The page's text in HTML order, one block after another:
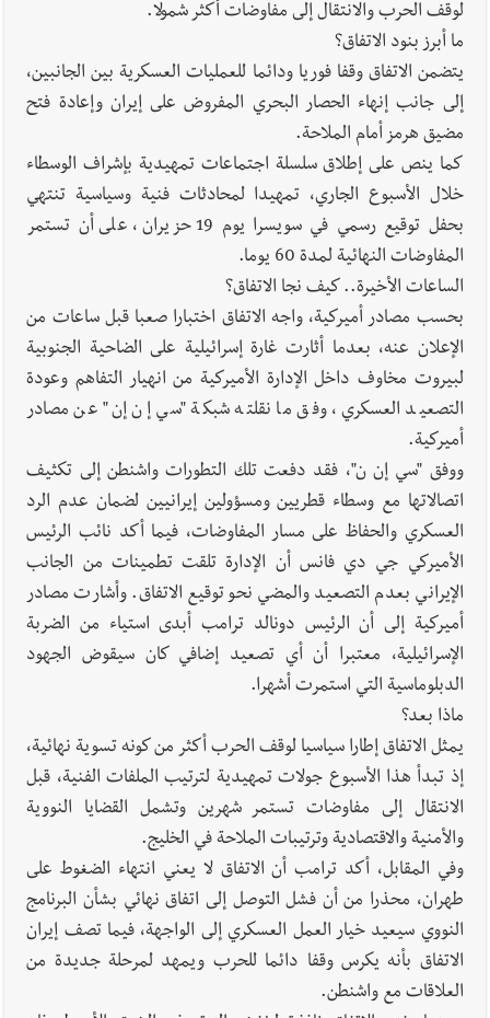
لوقف الحرب والانتقال إلى مفاوضات أكثر شمولا.
ما أبرز بنود الاتفاق؟
يتضمن الاتفاق وقفا فوريا ودائما للعمليات العسكرية بين الجانبين،
إلى جانب إنهاء الحصار البحري المفروض على إيران وإعادة فتح
مضيق هرمز أمام الملاحة.
كما ينص على إطلاق سلسلة اجتماعات تمهيدية بإشراف الوسطاء
خلال الأسبوع الجاري، تمهيدا لمحادثات فنية وسياسية تنتهي
بحفل توقيع رسمي في سويسرا يوم 19 حزيران، على أن تستمر
المفاوضات النهائية لمدة 60 يوما.
الساعات الأخيرة.. كيف نجا الاتفاق؟
بحسب مصادر أميركية، واجه الاتفاق اختبارا صعبا قبل ساعات من
الإعلان عنه، بعدما أثارت غارة إسرائيلية على الضاحية الجنوبية
لبيروت مخاوف داخل الإدارة الأميركية من انهيار التفاهم وعودة
التصعيد العسكري، وفق ما نقلته شبكة "سي إن إن" عن مصادر
أميركية.
ووفق "سي إن ن"، فقد دفعت تلك التطورات واشنطن إلى تكثيف
اتصالاتها مع وسطاء قطريين ومسؤولين إيرانيين لضمان عدم الرد
العسكري والحفاظ على مسار المفاوضات، فيما أكد نائب الرئيس
الأميركي جي دي فانس أن الإدارة تلقت تطمينات من الجانب
الإيراني بعدم التصعيد والمضي نحو توقيع الاتفاق. وأشارت مصادر
أميركية إلى أن الرئيس دونالد ترامب أبدى استياء من الضربة
الإسرائيلية، معتبرا أن أي تصعيد إضافي كان سيقوض الجهود
الدبلوماسية التي استمرت أشهرا.
ماذا بعد؟
يمثل الاتفاق إطارا سياسيا لوقف الحرب أكثر من كونه تسوية نهائية،
إذ تبدأ هذا الأسبوع جولات تمهيدية لترتيب الملفات الفنية، قبل
الانتقال إلى مفاوضات تستمر شهرين وتشمل القضايا النووية
والأمنية والاقتصادية وترتيبات الملاحة في الخليج.
وفي المقابل، أكد ترامب أن الاتفاق لا يعني انتهاء الضغوط على
طهران، محذرا من أن فشل التوصل إلى اتفاق نهائي بشأن البرنامج
النووي سيعيد خيار العمل العسكري إلى الواجهة، فيما تصف إيران
الاتفاق بأنه يكرس وقفا دائما للحرب ويمهد لمرحلة جديدة من
العلاقات مع واشنطن.